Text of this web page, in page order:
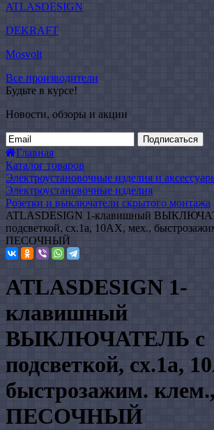
ATLASDESIGN
DEKRAFT
Mosvolt
Все производители
Будьте в курсе!
Новости, обзоры и акции
Подписаться
Главная
Каталог товаров
Электроустановочные изделия и
Электроустановочные изделия
Розетки и выключатели скрытого монтажа
ATLASDESIGN 1-клавишный
подсветкой, сх.1а, 10АХ, мех.,
ПЕСОЧНЫЙ
ATLASDESIGN 1-
клавишный
ВЫКЛЮЧАТЕЛЬ с
подсветкой, сх.1а,
быстрозажим. клем.,
ПЕСОЧНЫЙ